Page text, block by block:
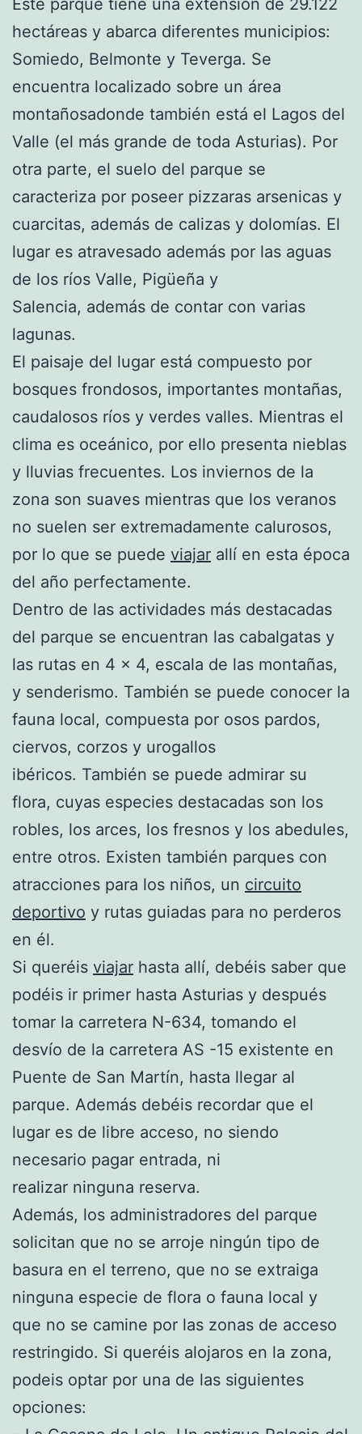
hectáreas y abarca diferentes municipios:
Somiedo, Belmonte y Teverga. Se
encuentra localizado sobre un área
montañosadonde también está el Lagos del
Valle (el más grande de toda Asturias). Por
otra parte, el suelo del parque se
caracteriza por poseer pizzaras arsenicas y
cuarcitas, además de calizas y dolomías. El
lugar es atravesado además por las aguas
de los ríos Valle, Pigüeña y
Salencia, además de contar con varias
lagunas.
El paisaje del lugar está compuesto por
bosques frondosos, importantes montañas,
caudalosos ríos y verdes valles. Mientras el
clima es oceánico, por ello presenta nieblas
y lluvias frecuentes. Los inviernos de la
zona son suaves mientras que los veranos
no suelen ser extremadamente calurosos,
por lo que se puede viajar allí en esta época
del año perfectamente.
Dentro de las actividades más destacadas
del parque se encuentran las cabalgatas y
las rutas en 4 x 4, escala de las montañas,
y senderismo. También se puede conocer la
fauna local, compuesta por osos pardos,
ciervos, corzos y urogallos
ibéricos. También se puede admirar su
flora, cuyas especies destacadas son los
robles, los arces, los fresnos y los abedules,
entre otros. Existen también parques con
atracciones para los niños, un circuito
deportivo y rutas guiadas para no perderos
en él.
Si queréis viajar hasta allí, debéis saber que
podéis ir primer hasta Asturias y después
tomar la carretera N-634, tomando el
desvío de la carretera AS -15 existente en
Puente de San Martín, hasta llegar al
parque. Además debéis recordar que el
lugar es de libre acceso, no siendo
necesario pagar entrada, ni
realizar ninguna reserva.
Además, los administradores del parque
solicitan que no se arroje ningún tipo de
basura en el terreno, que no se extraiga
ninguna especie de flora o fauna local y
que no se camine por las zonas de acceso
restringido. Si queréis alojaros en la zona,
podeis optar por una de las siguientes
opciones: